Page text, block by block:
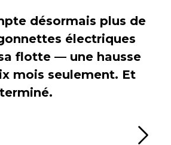
désormais plus de
électriques
flotte — une hausse
mois seulement. Et